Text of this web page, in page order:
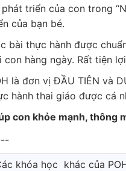
triển của con trong
của bạn bé.
bài thực hành được
con hàng ngày. Rất tiện
là đơn vị ĐẦU TIÊN và
hành thai giáo được cá
con khỏe mạnh, thông
khóa học khác của